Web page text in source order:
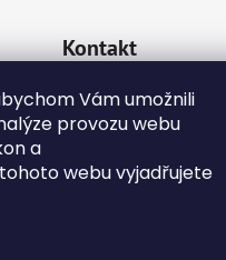
Vám umožnili
provozu webu
a
webu vyjadřujete
Kontakt
emipetcz